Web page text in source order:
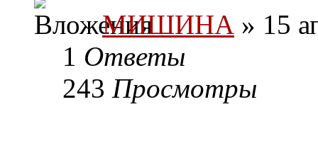
МИШИНА » 15
1 Ответы
243 Просмотры